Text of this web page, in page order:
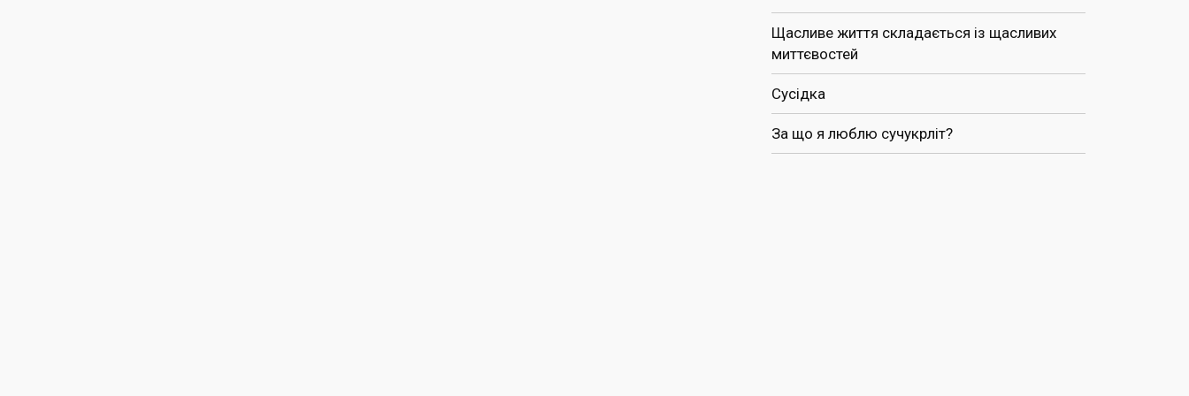
Щасливе життя складається із щасливих
миттєвостей
Сусідка
За що я люблю сучукрліт?